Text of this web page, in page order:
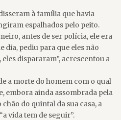
à família que havia
espalhados pelo peito.
antes de ser polícia, ele era
dia, pediu para que eles não
dispararam”, acrescentou a
a morte do homem com o qual
embora ainda assombrada pela
do quintal da sua casa, a
vida tem de seguir”.